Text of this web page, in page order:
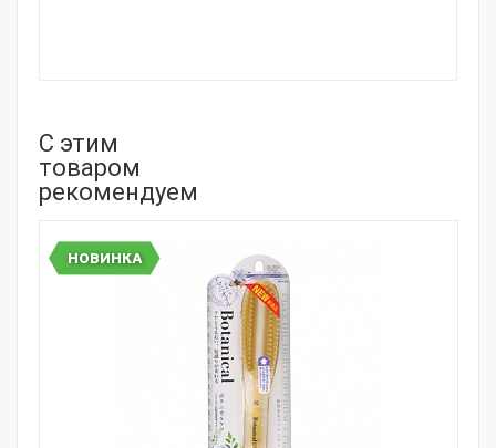
С этим
товаром
рекомендуем
НОВИНКА